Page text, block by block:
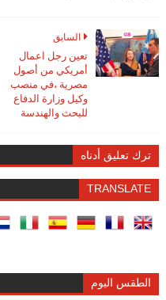
السابق
تعين رجل اعمال
أمريكي من أصول
مصرية ،في منصب
وكيل وزارة الدفاع
للبحث والهندسة
ترك تعليق أدناه
TRANSLATE
الطقس اليوم